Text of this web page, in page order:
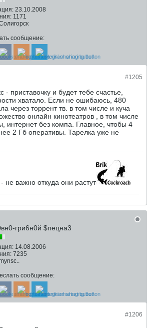
23.10.2008
1171
сообщение:
#1205
- приставочку и будет тебе счастье,
хватало. Если не ошибаюсь, 480
через торрент тв. в том числе и куча
онлайн кинотеатров , в том числе
интернет без компа. Главное, чтобы 4
2 Гб оперативы. Тарелка уже не
не важно откуда они растут
гри6н0й $пецна3
14.08.2006
7235
сообщение:
#1206